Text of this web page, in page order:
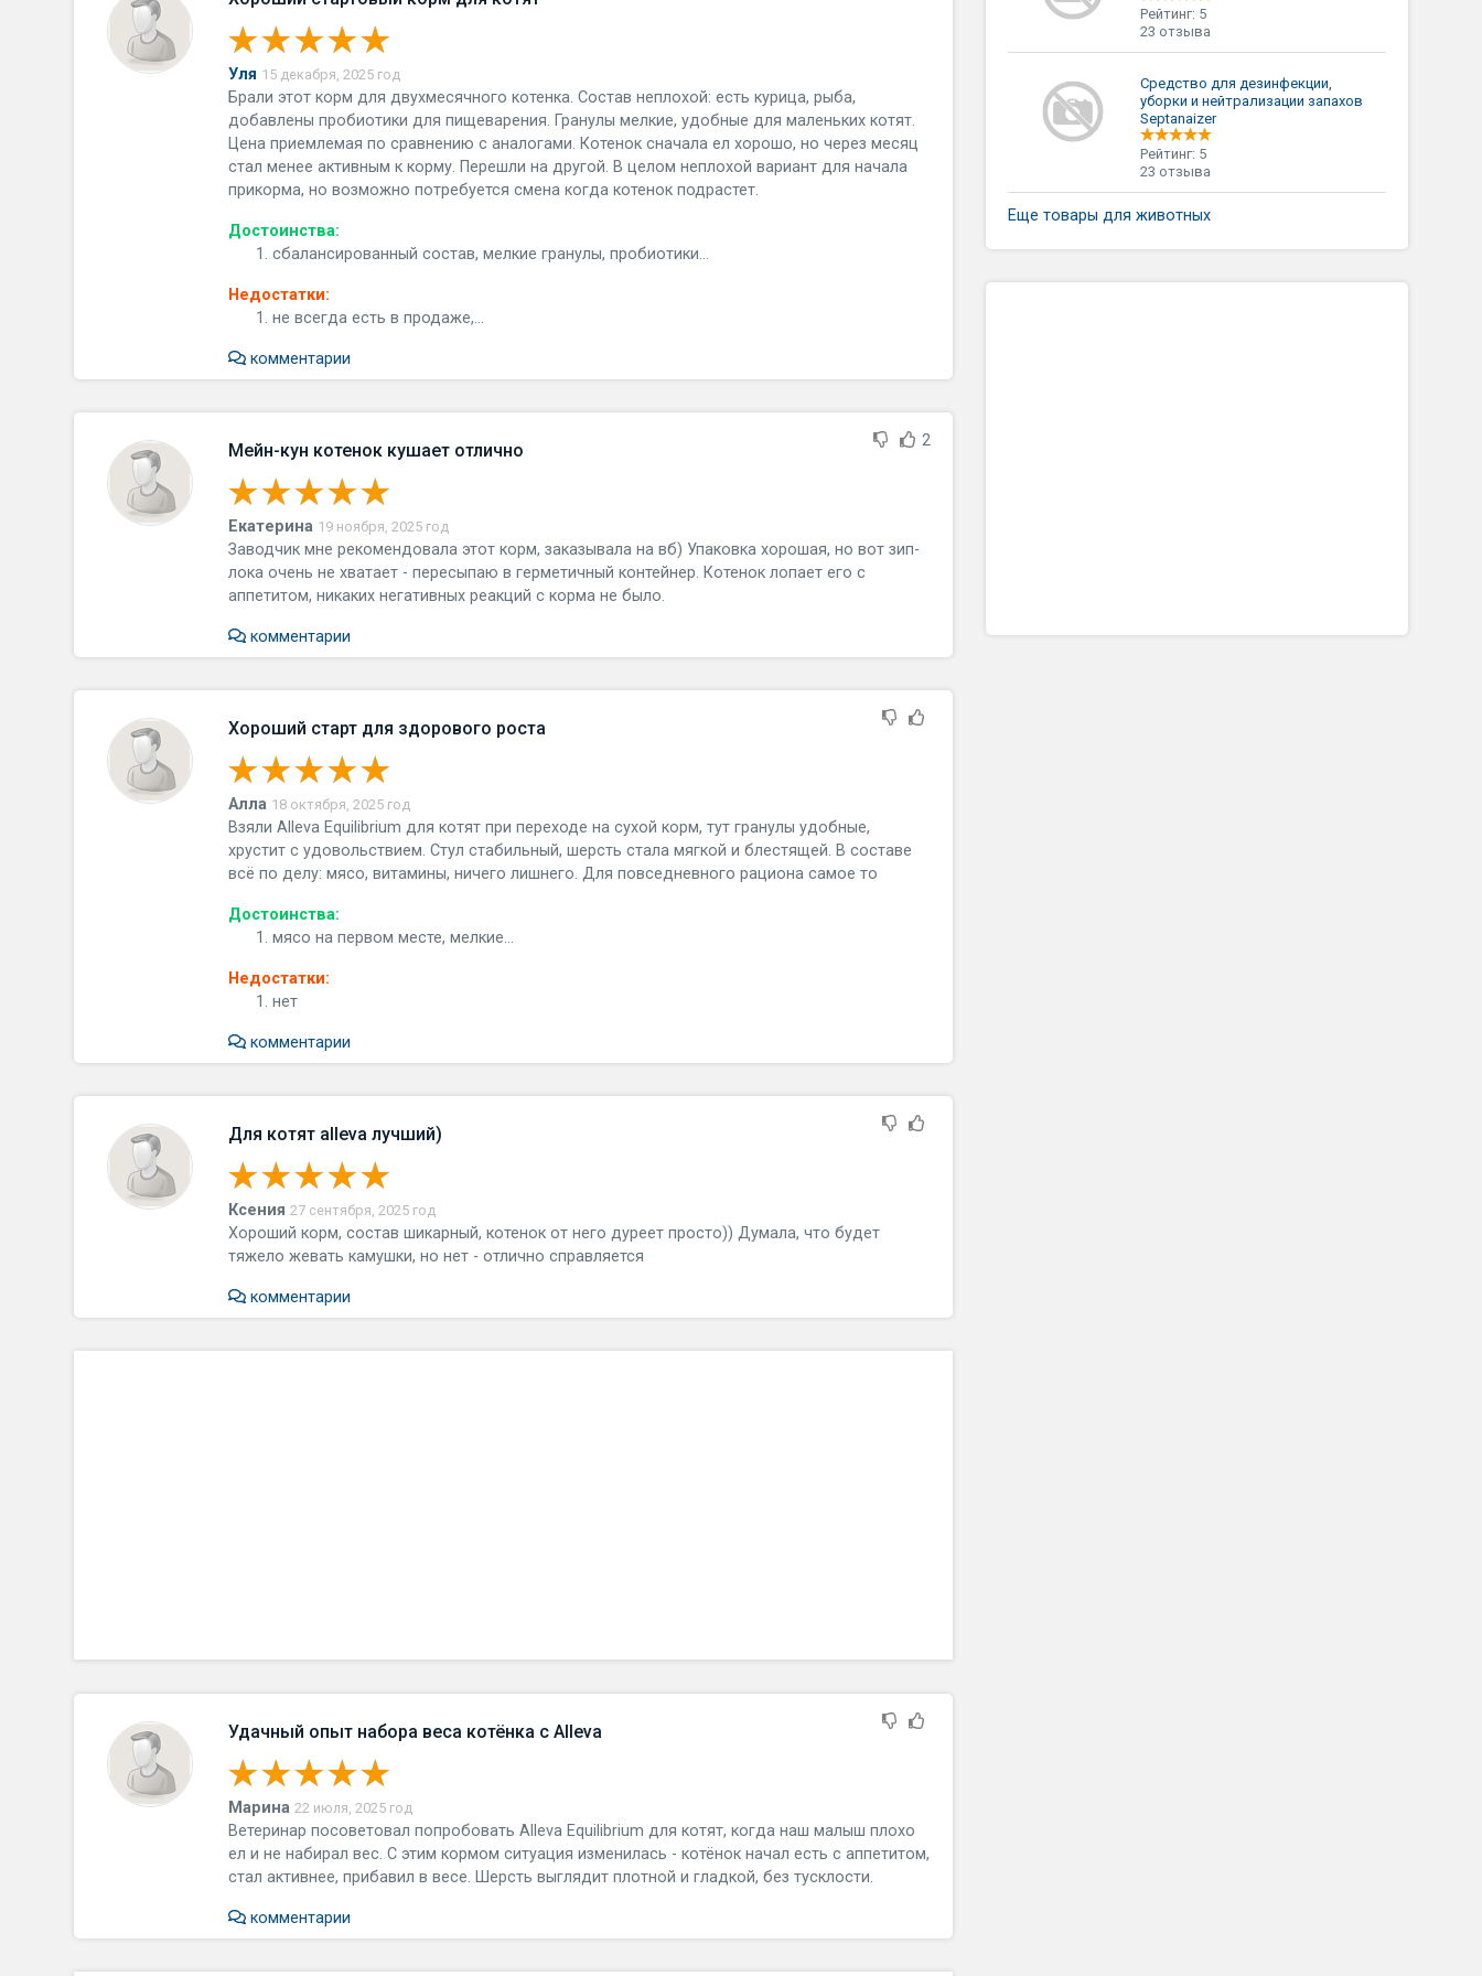
Уля 15 декабря, 2025 год
Брали этот корм для двухмесячного котенка. Состав неплохой: есть курица, рыба,
добавлены пробиотики для пищеварения. Гранулы мелкие, удобные для маленьких котят.
Цена приемлемая по сравнению с аналогами. Котенок сначала ел хорошо, но через месяц
стал менее активным к корму. Перешли на другой. В целом неплохой вариант для начала
прикорма, но возможно потребуется смена когда котенок подрастет.
Достоинства:
сбалансированный состав, мелкие гранулы, пробиотики...
Недостатки:
не всегда есть в продаже,...
комментарии
Мейн-кун котенок кушает отлично
Екатерина 19 ноября, 2025 год
Заводчик мне рекомендовала этот корм, заказывала на вб) Упаковка хорошая, но вот зип-
лока очень не хватает - пересыпаю в герметичный контейнер. Котенок лопает его с
аппетитом, никаких негативных реакций с корма не было.
комментарии
2
Хороший старт для здорового роста
Алла 18 октября, 2025 год
Взяли Alleva Equilibrium для котят при переходе на сухой корм, тут гранулы удобные,
хрустит с удовольствием. Стул стабильный, шерсть стала мягкой и блестящей. В составе
всё по делу: мясо, витамины, ничего лишнего. Для повседневного рациона самое то
Достоинства:
мясо на первом месте, мелкие...
Недостатки:
нет
комментарии
Для котят alleva лучший)
Ксения 27 сентября, 2025 год
Хороший корм, состав шикарный, котенок от него дуреет просто)) Думала, что будет
тяжело жевать камушки, но нет - отлично справляется
комментарии
Удачный опыт набора веса котёнка с Alleva
Марина 22 июля, 2025 год
Ветеринар посоветовал попробовать Alleva Equilibrium для котят, когда наш малыш плохо
ел и не набирал вес. С этим кормом ситуация изменилась - котёнок начал есть с аппетитом,
стал активнее, прибавил в весе. Шерсть выглядит плотной и гладкой, без тусклости.
комментарии
Рейтинг: 5
23 отзыва
Средство для дезинфекции,
уборки и нейтрализации запахов
Septanaizer
Рейтинг: 5
23 отзыва
Еще товары для животных